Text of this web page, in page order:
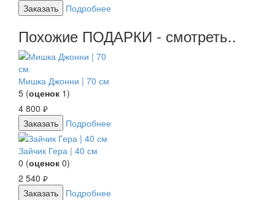
Заказать Подробнее
Похожие ПОДАРКИ - смотреть..
Мишка Джонни | 70 см
5 (оценок 1)
4 800 руб.
Заказать Подробнее
Зайчик Гера | 40 см
0 (оценок 0)
2 540 руб.
Заказать Подробнее